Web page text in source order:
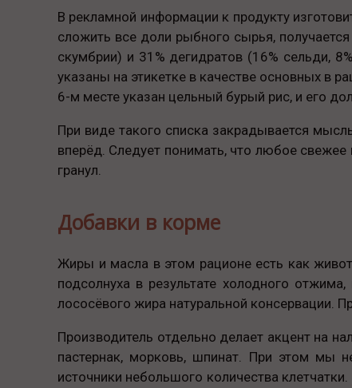
В рекламной информации к продукту
сложить все доли рыбного сырья,
скумбрии) и 31% дегидратов (16% сельди,
указаны на этикетке в качестве основных в
6-м месте указан цельный бурый рис, и его
При виде такого списка закрадывается
вперёд. Следует понимать, что любое
гранул.
Добавки в корме
Жиры и масла в этом рационе есть как
подсолнуха в результате холодного
лососёвого жира натуральной консервации.
Производитель отдельно делает акцент на
пастернак, морковь, шпинат. При этом мы
источники небольшого количества